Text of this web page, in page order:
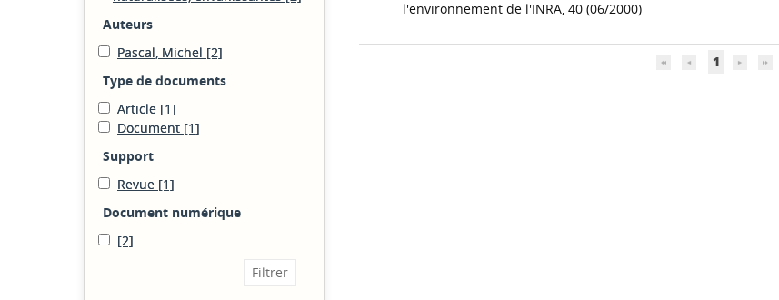
Auteurs
Pascal, Michel [2]
Type de documents
Article [1]
Document [1]
Support
Revue [1]
Document numérique
[2]
l'environnement de l'INRA, 40 (06/2000)
1